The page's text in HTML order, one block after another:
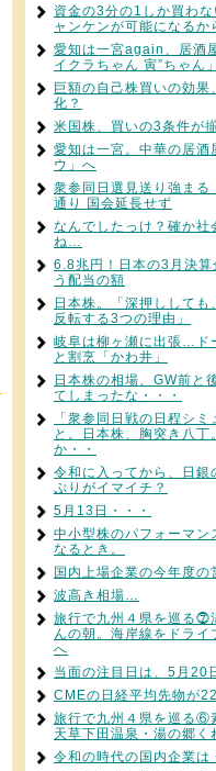
資金の3分の1しか買わ
ャンケンが可能になるか
愛知は一宮again、居酒
イクラちゃん 寅”ちゃん
巨額の自己株買いの効果
化？
米国株、買いの3条件が
愛知は一宮。中華の居酒
ウ」へ
衆参同日選見送り強ま
通り 国会延長せず
なんでしたっけ？確か社
ね…
6.8兆円！日本の3月決
う配当の額
日本株。「深押ししても
反転する3つの理由」
岐阜は柳ヶ瀬に出張…ド
と割烹「かわ井」
日本株の相場、GW前と
てしまったな・・・
「衆参同日戦の日程シミ
と。日本株、胸突き八丁
か・・
令和に入ってから、日銀
ぷりがイマイチ？
5月13日・・・
中小型株のパフォーマン
なるとき。
国内上場企業の今年度の
波高き相場…
旅行で九州４県を巡る⓻
んの朝。海岸線をドライ
へ
当面の注目日は、5月20
CMEの日経平均先物が
旅行で九州４県を巡る⑥
天草下田温泉・湯の郷く
令和の時代の国内企業は